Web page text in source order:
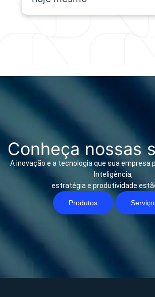
Conheça nossas
A inovação e a tecnologia que sua empresa
Inteligência,
estratégia e produtividade
Produtos